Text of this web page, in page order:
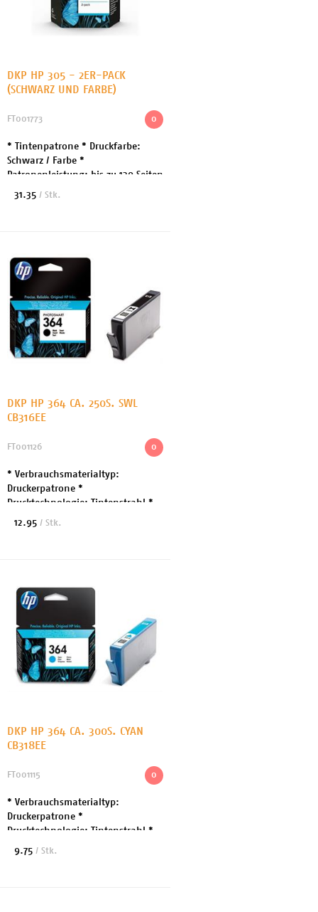
DKP HP 305 - 2ER-PACK
(SCHWARZ UND FARBE)
0
FT001773
* Tintenpatrone * Druckfarbe:
Schwarz / Farbe *
Patronenleistung: bis zu 120 Seiten
(Schwarz) 100 Seiten (Farbe) *
31.35 / Stk.
DKP HP 364 CA. 250S. SWL
CB316EE
0
FT001126
* Verbrauchsmaterialtyp:
Druckerpatrone *
Drucktechnologie: Tintenstrahl *
Druckfarbe: Schwarz *
12.95 / Stk.
DKP HP 364 CA. 300S. CYAN
CB318EE
0
FT001115
* Verbrauchsmaterialtyp:
Druckerpatrone *
Drucktechnologie: Tintenstrahl *
Druckfarbe: Cyan *
9.75 / Stk.